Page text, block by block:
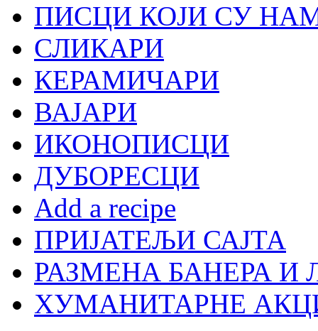
ПИСЦИ КОЈИ СУ
СЛИКАРИ
КЕРАМИЧАРИ
ВАЈАРИ
ИКОНОПИСЦИ
ДУБОРЕСЦИ
Add a recipe
ПРИЈАТЕЉИ САЈТА
РАЗМЕНА БАНЕРА И
ХУМАНИТАРНЕ